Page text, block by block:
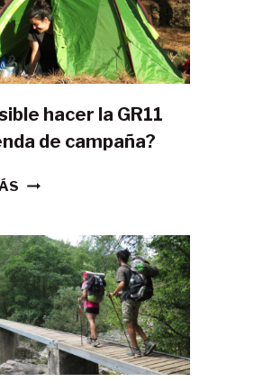
hacer la GR11
de campaña?
¿ES
LA
GR11
CON
TIENDA
DE
CAMPAÑA?